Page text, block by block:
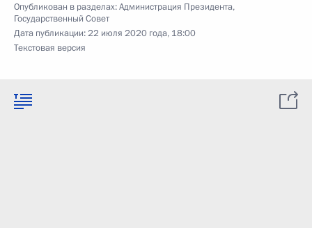
Опубликован в разделах:Администрация Президента,
Государственный Совет
Дата публикации:22 июля 2020 года, 18:00
Текстовая версия